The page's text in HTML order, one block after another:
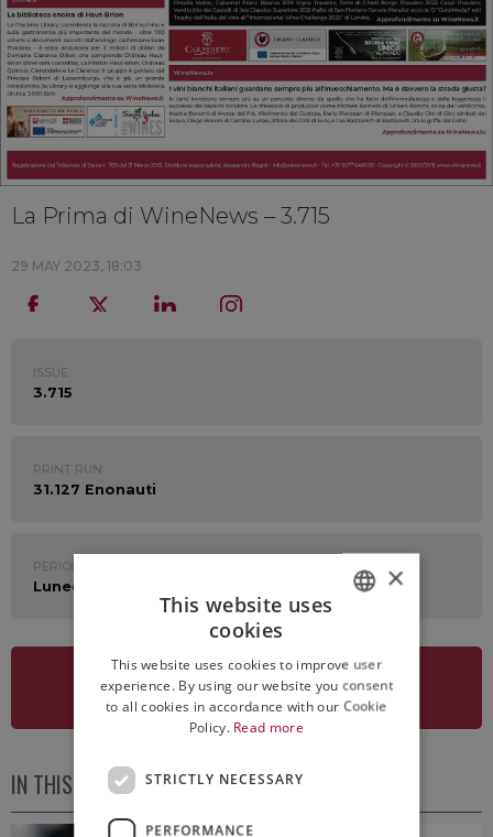
La Prima di WineNews – 3.715
29 MAY 2023, 18:03
ISSUE:
3.715
PRINT RUN:
31.127 Enonauti
PERIOD:
Lunedì 29 Maggio 2023
SEE NEWSLETTER
IN THIS ISSUE
ENGLISH
×
This website uses
cookies
This website uses cookies to improve user
experience. By using our website you consent
to all cookies in accordance with our Cookie
Policy. Read more
STRICTLY NECESSARY
PERFORMANCE